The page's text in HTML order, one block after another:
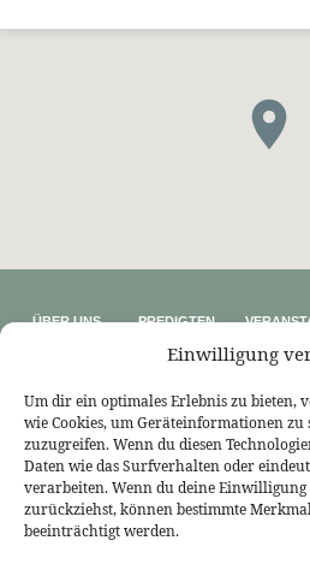
Einwilligung
Um dir ein optimales Erlebnis zu bieten,
wie Cookies, um Geräteinformationen
zuzugreifen. Wenn du diesen
Daten wie das Surfverhalten oder
verarbeiten. Wenn du deine
zurückziehst, können bestimmte
beeinträchtigt werden.
ÜBER UNS
Impressum
PREDIGTEN
Predigtreihen
Bekennende Evangelisch-Reformierte
Bekennende Evangelisch-Reformierte
Bekennende Evangelisch-Reformierte
Akademie für Reformatorische Theologie
Bekennende Kirche (kostenlose Zeitschrift)